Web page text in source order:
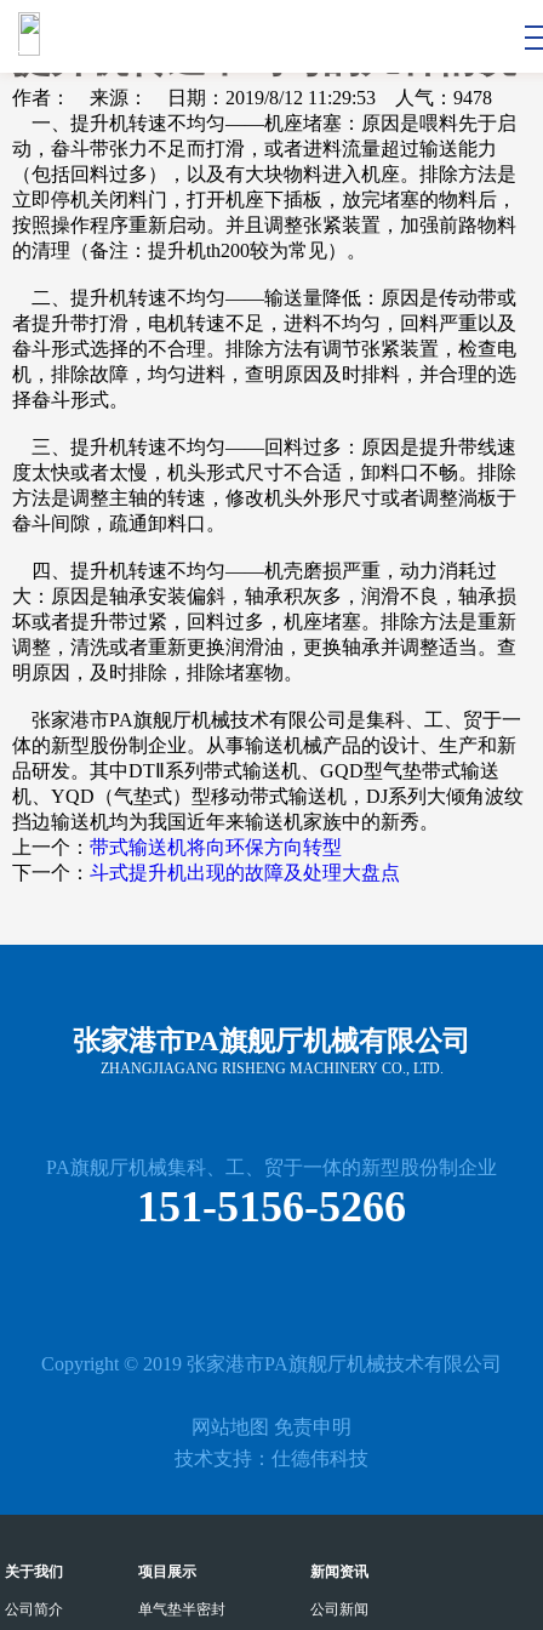
提升机转速不均匀的几种情况
作者： 来源： 日期：2019/8/12 11:29:53 人气：9478
一、提升机转速不均匀——机座堵塞：原因是喂料先于启
动，畚斗带张力不足而打滑，或者进料流量超过输送能力
（包括回料过多），以及有大块物料进入机座。排除方法是
立即停机关闭料门，打开机座下插板，放完堵塞的物料后，
按照操作程序重新启动。并且调整张紧装置，加强前路物料
的清理（备注：提升机th200较为常见）。
二、提升机转速不均匀——输送量降低：原因是传动带或
者提升带打滑，电机转速不足，进料不均匀，回料严重以及
畚斗形式选择的不合理。排除方法有调节张紧装置，检查电
机，排除故障，均匀进料，查明原因及时排料，并合理的选
择畚斗形式。
三、提升机转速不均匀——回料过多：原因是提升带线速
度太快或者太慢，机头形式尺寸不合适，卸料口不畅。排除
方法是调整主轴的转速，修改机头外形尺寸或者调整淌板于
畚斗间隙，疏通卸料口。
四、提升机转速不均匀——机壳磨损严重，动力消耗过
大：原因是轴承安装偏斜，轴承积灰多，润滑不良，轴承损
坏或者提升带过紧，回料过多，机座堵塞。排除方法是重新
调整，清洗或者重新更换润滑油，更换轴承并调整适当。查
明原因，及时排除，排除堵塞物。
张家港市PA旗舰厅机械技术有限公司是集科、工、贸于一
体的新型股份制企业。从事输送机械产品的设计、生产和新
品研发。其中DTⅡ系列带式输送机、GQD型气垫带式输送
机、YQD（气垫式）型移动带式输送机，DJ系列大倾角波纹
挡边输送机均为我国近年来输送机家族中的新秀。
上一个： 带式输送机将向环保方向转型
下一个： 斗式提升机出现的故障及处理大盘点
张家港市PA旗舰厅机械有限公司
ZHANGJIAGANG RISHENG MACHINERY CO., LTD.
PA旗舰厅机械集科、工、贸于一体的新型股份制企业
151-5156-5266
Copyright © 2019 张家港市PA旗舰厅机械技术有限公司
网站地图 免责申明
技术支持：仕德伟科技
关于我们
公司简介
项目展示
单气垫半密封
新闻资讯
公司新闻